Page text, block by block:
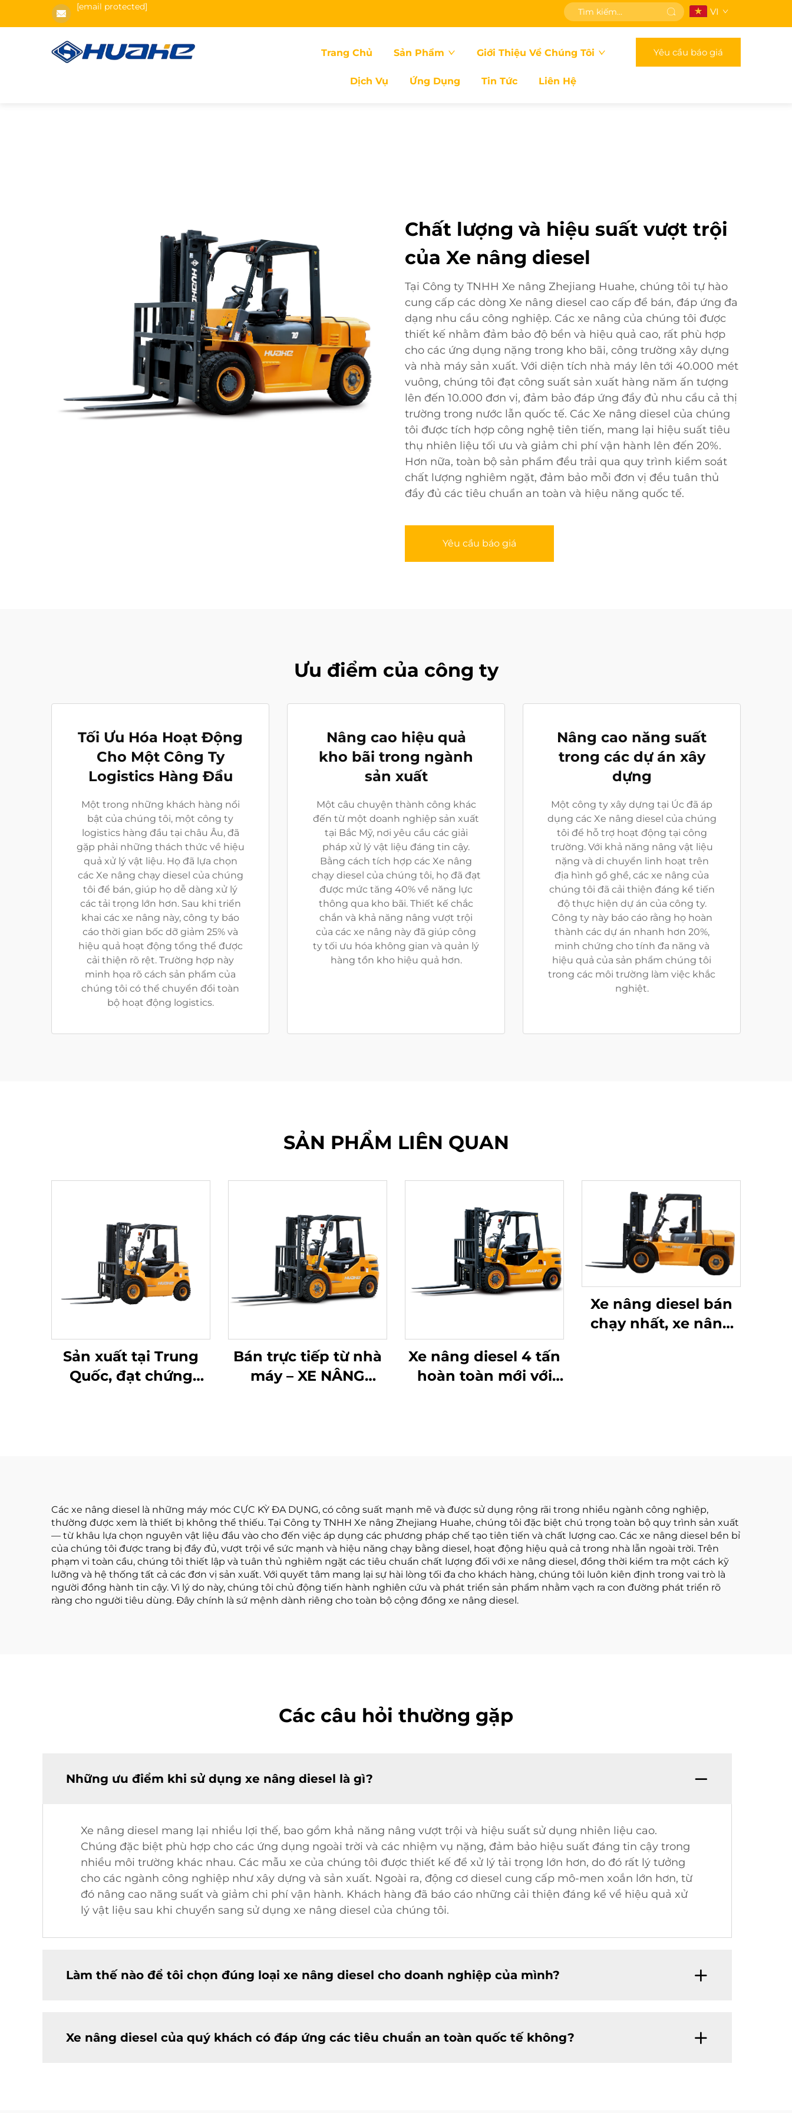
[email protected] VI
Trang Chủ Sản Phẩm Giới Thiệu Về Chúng Tôi
Dịch Vụ Ứng Dụng Tin Tức Liên Hệ
Yêu cầu báo giá
Chất lượng và hiệu suất vượt trội
của Xe nâng diesel
Tại Công ty TNHH Xe nâng Zhejiang Huahe, chúng tôi tự hào
cung cấp các dòng Xe nâng diesel cao cấp để bán, đáp ứng đa
dạng nhu cầu công nghiệp. Các xe nâng của chúng tôi được
thiết kế nhằm đảm bảo độ bền và hiệu quả cao, rất phù hợp
cho các ứng dụng nặng trong kho bãi, công trường xây dựng
và nhà máy sản xuất. Với diện tích nhà máy lên tới 40.000 mét
vuông, chúng tôi đạt công suất sản xuất hàng năm ấn tượng
lên đến 10.000 đơn vị, đảm bảo đáp ứng đầy đủ nhu cầu cả thị
trường trong nước lẫn quốc tế. Các Xe nâng diesel của chúng
tôi được tích hợp công nghệ tiên tiến, mang lại hiệu suất tiêu
thụ nhiên liệu tối ưu và giảm chi phí vận hành lên đến 20%.
Hơn nữa, toàn bộ sản phẩm đều trải qua quy trình kiểm soát
chất lượng nghiêm ngặt, đảm bảo mỗi đơn vị đều tuân thủ
đầy đủ các tiêu chuẩn an toàn và hiệu năng quốc tế.
Yêu cầu báo giá
Ưu điểm của công ty
Tối Ưu Hóa Hoạt Động
Cho Một Công Ty
Logistics Hàng Đầu
Một trong những khách hàng nổi
bật của chúng tôi, một công ty
logistics hàng đầu tại châu Âu, đã
gặp phải những thách thức về hiệu
quả xử lý vật liệu. Họ đã lựa chọn
các Xe nâng chạy diesel của chúng
tôi để bán, giúp họ dễ dàng xử lý
các tải trọng lớn hơn. Sau khi triển
khai các xe nâng này, công ty báo
cáo thời gian bốc dỡ giảm 25% và
hiệu quả hoạt động tổng thể được
cải thiện rõ rệt. Trường hợp này
minh họa rõ cách sản phẩm của
chúng tôi có thể chuyển đổi toàn
bộ hoạt động logistics.
Nâng cao hiệu quả
kho bãi trong ngành
sản xuất
Một câu chuyện thành công khác
đến từ một doanh nghiệp sản xuất
tại Bắc Mỹ, nơi yêu cầu các giải
pháp xử lý vật liệu đáng tin cậy.
Bằng cách tích hợp các Xe nâng
chạy diesel của chúng tôi, họ đã đạt
được mức tăng 40% về năng lực
thông qua kho bãi. Thiết kế chắc
chắn và khả năng nâng vượt trội
của các xe nâng này đã giúp công
ty tối ưu hóa không gian và quản lý
hàng tồn kho hiệu quả hơn.
Nâng cao năng suất
trong các dự án xây
dựng
Một công ty xây dựng tại Úc đã áp
dụng các Xe nâng diesel của chúng
tôi để hỗ trợ hoạt động tại công
trường. Với khả năng nâng vật liệu
nặng và di chuyển linh hoạt trên
địa hình gồ ghề, các xe nâng của
chúng tôi đã cải thiện đáng kể tiến
độ thực hiện dự án của công ty.
Công ty này báo cáo rằng họ hoàn
thành các dự án nhanh hơn 20%,
minh chứng cho tính đa năng và
hiệu quả của sản phẩm chúng tôi
trong các môi trường làm việc khắc
nghiệt.
SẢN PHẨM LIÊN QUAN
Sản xuất tại Trung
Quốc, đạt chứng
Bán trực tiếp từ nhà
máy – XE NÂNG
Xe nâng diesel 4 tấn
hoàn toàn mới với
Xe nâng diesel bán
chạy nhất, xe nâng
Các xe nâng diesel là những máy móc CỰC KỲ ĐA DỤNG, có công suất mạnh mẽ và được sử dụng rộng rãi trong nhiều ngành công nghiệp,
thường được xem là thiết bị không thể thiếu. Tại Công ty TNHH Xe nâng Zhejiang Huahe, chúng tôi đặc biệt chú trọng toàn bộ quy trình sản xuất
— từ khâu lựa chọn nguyên vật liệu đầu vào cho đến việc áp dụng các phương pháp chế tạo tiên tiến và chất lượng cao. Các xe nâng diesel bền bỉ
của chúng tôi được trang bị đầy đủ, vượt trội về sức mạnh và hiệu năng chạy bằng diesel, hoạt động hiệu quả cả trong nhà lẫn ngoài trời. Trên
phạm vi toàn cầu, chúng tôi thiết lập và tuân thủ nghiêm ngặt các tiêu chuẩn chất lượng đối với xe nâng diesel, đồng thời kiểm tra một cách kỹ
lưỡng và hệ thống tất cả các đơn vị sản xuất. Với quyết tâm mang lại sự hài lòng tối đa cho khách hàng, chúng tôi luôn kiên định trong vai trò là
người đồng hành tin cậy. Vì lý do này, chúng tôi chủ động tiến hành nghiên cứu và phát triển sản phẩm nhằm vạch ra con đường phát triển rõ
ràng cho người tiêu dùng. Đây chính là sứ mệnh dành riêng cho toàn bộ cộng đồng xe nâng diesel.
Các câu hỏi thường gặp
Những ưu điểm khi sử dụng xe nâng diesel là gì?
Xe nâng diesel mang lại nhiều lợi thế, bao gồm khả năng nâng vượt trội và hiệu suất sử dụng nhiên liệu cao.
Chúng đặc biệt phù hợp cho các ứng dụng ngoài trời và các nhiệm vụ nặng, đảm bảo hiệu suất đáng tin cậy trong
nhiều môi trường khác nhau. Các mẫu xe của chúng tôi được thiết kế để xử lý tải trọng lớn hơn, do đó rất lý tưởng
cho các ngành công nghiệp như xây dựng và sản xuất. Ngoài ra, động cơ diesel cung cấp mô-men xoắn lớn hơn, từ
đó nâng cao năng suất và giảm chi phí vận hành. Khách hàng đã báo cáo những cải thiện đáng kể về hiệu quả xử
lý vật liệu sau khi chuyển sang sử dụng xe nâng diesel của chúng tôi.
Làm thế nào để tôi chọn đúng loại xe nâng diesel cho doanh nghiệp của mình?
Xe nâng diesel của quý khách có đáp ứng các tiêu chuẩn an toàn quốc tế không?